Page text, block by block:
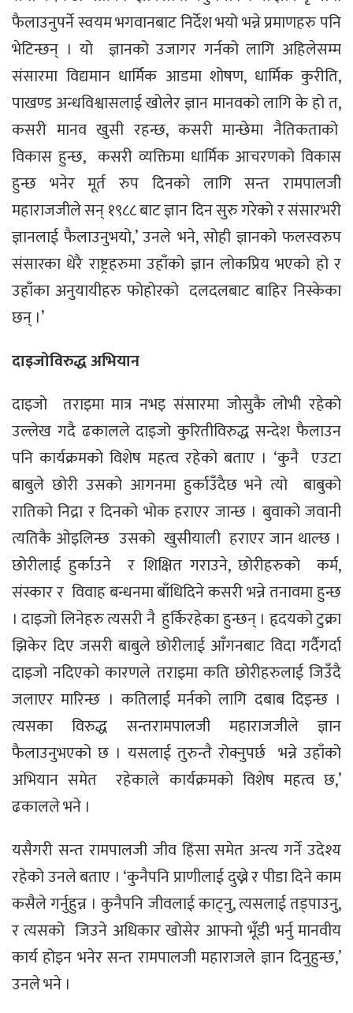
फैलाउनुपर्ने स्वयम भगवानबाट निर्देश भयो भन्ने प्रमाणहरु पनि
भेटिन्छन् । यो ज्ञानको उजागर गर्नको लागि अहिलेसम्म
संसारमा विद्यमान धार्मिक आडमा शोषण, धार्मिक कुरीति,
पाखण्ड अन्धविश्वासलाई खोलेर ज्ञान मानवको लागि के हो त,
कसरी मानव खुसी रहन्छ, कसरी मान्छेमा नैतिकताको
विकास हुन्छ, कसरी व्यक्तिमा धार्मिक आचरणको विकास
हुन्छ भनेर मूर्त रुप दिनको लागि सन्त रामपालजी
महाराजजीले सन् १९८८ बाट ज्ञान दिन सुरु गरेको र संसारभरी
ज्ञानलाई फैलाउनुभयो,’ उनले भने, सोही ज्ञानको फलस्वरुप
संसारका धेरै राष्ट्रहरुमा उहाँको ज्ञान लोकप्रिय भएको हो र
उहाँका अनुयायीहरु फोहोरको दलदलबाट बाहिर निस्केका
छन् ।’
दाइजोविरुद्ध अभियान
दाइजो तराइमा मात्र नभइ संसारमा जोसुकै लोभी रहेको
उल्लेख गदै ढकालले दाइजो कुरितीविरुद्ध सन्देश फैलाउन
पनि कार्यक्रमको विशेष महत्व रहेको बताए । ‘कुनै एउटा
बाबुले छोरी उसको आगनमा हुर्काउँदैछ भने त्यो बाबुको
रातिको निद्रा र दिनको भोक हराएर जान्छ । बुवाको जवानी
त्यतिकै ओइलिन्छ उसको खुसीयाली हराएर जान थाल्छ ।
छोरीलाई हुर्काउने र शिक्षित गराउने, छोरीहरुको कर्म,
संस्कार र विवाह बन्धनमा बाँधिदिने कसरी भन्ने तनावमा हुन्छ
। दाइजो लिनेहरु त्यसरी नै हुर्किरहेका हुन्छन् । हृदयको टुक्रा
झिकेर दिए जसरी बाबुले छोरीलाई आँगनबाट विदा गर्दैगर्दा
दाइजो नदिएको कारणले तराइमा कति छोरीहरुलाई जिउँदै
जलाएर मारिन्छ । कतिलाई मर्नको लागि दबाब दिइन्छ ।
त्यसका विरुद्ध सन्तरामपालजी महाराजजीले ज्ञान
फैलाउनुभएको छ । यसलाई तुरुन्तै रोक्नुपर्छ भन्ने उहाँको
अभियान समेत रहेकाले कार्यक्रमको विशेष महत्व छ,’
ढकालले भने ।
यसैगरी सन्त रामपालजी जीव हिंसा समेत अन्त्य गर्ने उदेश्य
रहेको उनले बताए । ‘कुनैपनि प्राणीलाई दुख्ने र पीडा दिने काम
कसैले गर्नुहुन्न । कुनैपनि जीवलाई काट्नु, त्यसलाई तड्पाउनु,
र त्यसको जिउने अधिकार खोसेर आफ्नो भूँडी भर्नु मानवीय
कार्य होइन भनेर सन्त रामपालजी महाराजले ज्ञान दिनुहुन्छ,’
उनले भने ।